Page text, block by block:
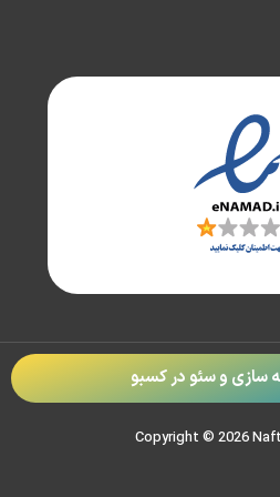
سازی و سئو درکسبو
Copyright © 2026